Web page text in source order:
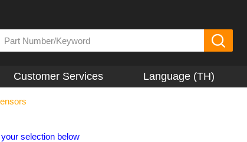
Customer Services Language (TH)
selection below